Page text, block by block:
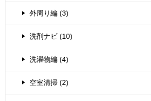
外周り編 (3)
洗剤ナビ (10)
洗濯物編 (4)
空室清掃 (2)